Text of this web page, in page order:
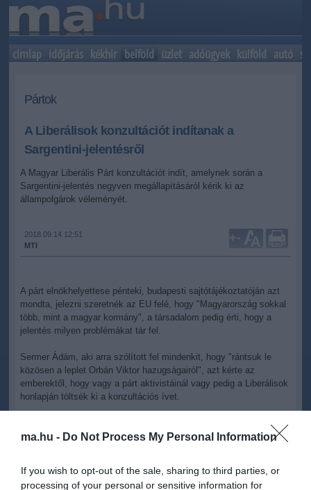
ma.hu - Do Not Process My Personal Information
If you wish to opt-out of the sale, sharing to third parties, or
processing of your personal or sensitive information for
címlap időjárás kékhír belföld üzlet adóügyek külföld autó
Pártok
A Liberálisok konzultációt indítanak a
Sargentini-jelentésről
A Magyar Liberális Párt konzultációt indít, amelynek során a
Sargentini-jelentés negyven megállapításáról kérik ki az
állampolgárok véleményét.
2018.09.14 12:51
MTI
+-
A párt elnökhelyettese pénteki, budapesti sajtótájékoztatóján azt
mondta, jelezni szeretnék az EU felé, hogy "Magyarország sokkal
több, mint a magyar kormány", a társadalom pedig érti, hogy a
jelentés milyen problémákat tár fel.
Sermer Ádám, aki arra szólított fel mindenkit, hogy "rántsuk le
közösen a leplet Orbán Viktor hazugságairól", azt kérte az
emberektől, hogy vagy a párt aktivistáinál vagy pedig a Liberálisok
honlapján töltsék ki a konzultációs ívet.
hogy a jelentés elfogadásakor a tartózkodásokat nem számolták
lehetőség fellépni ellene.